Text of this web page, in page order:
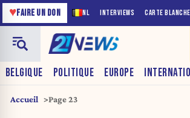
NL INTERVIEWS CARTE BLANCHE
♥FAIRE UN DON
BELGIQUE POLITIQUE EUROPE
Accueil Page 23